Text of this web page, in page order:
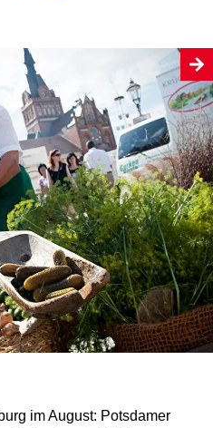
im August: Potsdamer